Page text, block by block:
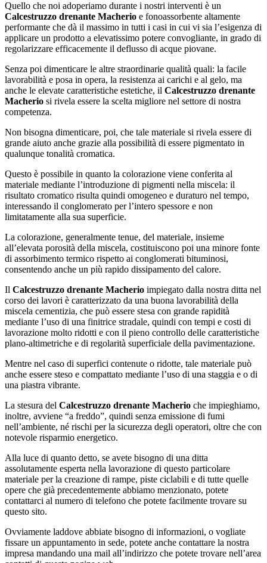
Quello che noi adoperiamo durante i nostri interventi è un
Calcestruzzo drenante Macherio e fonoassorbente altamente
performante che dà il massimo in tutti i casi in cui vi sia l’esigenza di
applicare un prodotto a elevatissimo potere convogliante, in grado di
regolarizzare efficacemente il deflusso di acque piovane.
Senza poi dimenticare le altre straordinarie qualità quali: la facile
lavorabilità e posa in opera, la resistenza ai carichi e al gelo, ma
anche le elevate caratteristiche estetiche, il Calcestruzzo drenante
Macherio si rivela essere la scelta migliore nel settore di nostra
competenza.
Non bisogna dimenticare, poi, che tale materiale si rivela essere di
grande aiuto anche grazie alla possibilità di essere pigmentato in
qualunque tonalità cromatica.
Questo è possibile in quanto la colorazione viene conferita al
materiale mediante l’introduzione di pigmenti nella miscela: il
risultato cromatico risulta quindi omogeneo e duraturo nel tempo,
interessando il conglomerato per l’intero spessore e non
limitatamente alla sua superficie.
La colorazione, generalmente tenue, del materiale, insieme
all’elevata porosità della miscela, costituiscono poi una minore fonte
di assorbimento termico rispetto ai conglomerati bituminosi,
consentendo anche un più rapido dissipamento del calore.
Il Calcestruzzo drenante Macherio impiegato dalla nostra ditta nel
corso dei lavori è caratterizzato da una buona lavorabilità della
miscela cementizia, che può essere stesa con grande rapidità
mediante l’uso di una finitrice stradale, quindi con tempi e costi di
lavorazione molto ridotti e con il pieno controllo delle caratteristiche
plano-altimetriche e di regolarità superficiale della pavimentazione.
Mentre nel caso di superfici contenute o ridotte, tale materiale può
anche essere steso e compattato mediante l’uso di una staggia e o di
una piastra vibrante.
La stesura del Calcestruzzo drenante Macherio che impieghiamo,
inoltre, avviene “a freddo”, quindi senza emissione di fumi
nell’ambiente, né rischi per la sicurezza degli operatori, oltre che con
notevole risparmio energetico.
Alla luce di quanto detto, se avete bisogno di una ditta
assolutamente esperta nella lavorazione di questo particolare
materiale per la creazione di rampe, piste ciclabili e di tutte quelle
opere che già precedentemente abbiamo menzionato, potete
contattarci al numero di telefono che potete facilmente trovare su
questo sito.
Ovviamente laddove abbiate bisogno di informazioni, o vogliate
fissare un appuntamento in sede, potete anche contattare la nostra
impresa mandando una mail all’indirizzo che potete trovare nell’area